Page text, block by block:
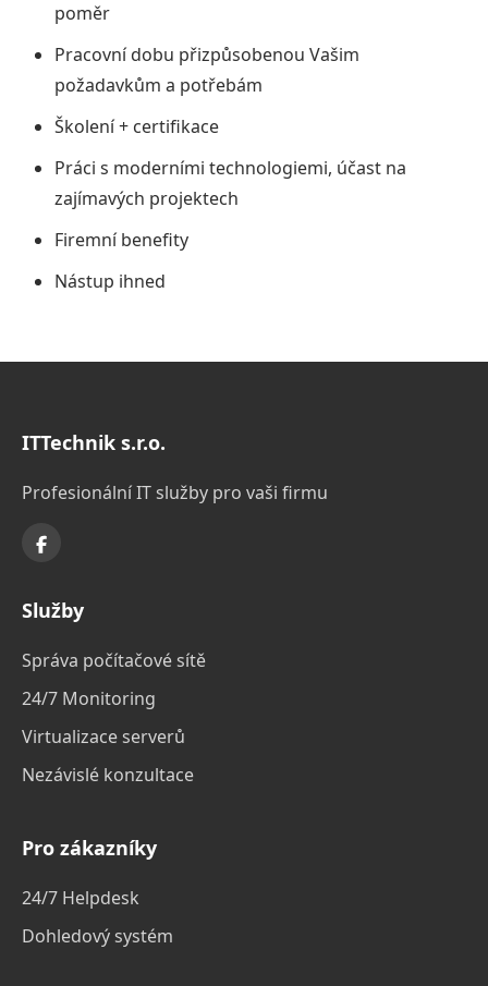
poměr
Pracovní dobu přizpůsobenou Vašim
požadavkům a potřebám
Školení + certifikace
Práci s moderními technologiemi, účast na
zajímavých projektech
Firemní benefity
Nástup ihned
ITTechnik s.r.o.
Profesionální IT služby pro vaši firmu
Služby
Správa počítačové sítě
24/7 Monitoring
Virtualizace serverů
Nezávislé konzultace
Pro zákazníky
24/7 Helpdesk
Dohledový systém